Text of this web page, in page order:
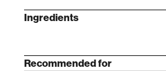
Ingredients
Recommended for